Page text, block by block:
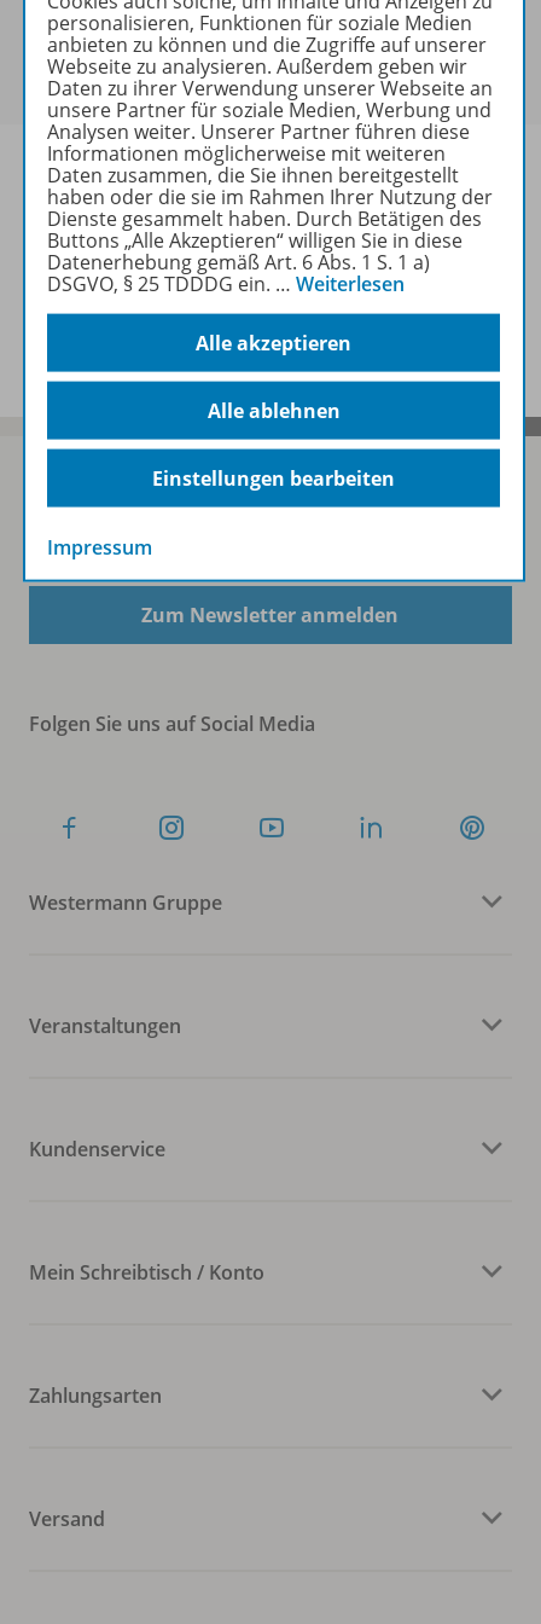
Sie haben ein passendesSpar-Paket?
Um den für Sie gültigen Preis zu sehen,melden Sie
sich bitte an.
Informationen
Sofort profitieren
Zum Newsletter anmelden
Folgen Sie uns auf Social Media
Westermann Gruppe
Veranstaltungen
Kundenservice
Mein Schreibtisch / Konto
Zahlungsarten
Versand
personalisieren, Funktionen für soziale Medien
anbieten zu können und die Zugriffe auf unserer
Webseite zu analysieren. Außerdem geben wir
Daten zu ihrer Verwendung unserer Webseite an
unsere Partner für soziale Medien, Werbung und
Analysen weiter. Unserer Partner führen diese
Informationen möglicherweise mit weiteren
Daten zusammen, die Sie ihnen bereitgestellt
haben oder die sie im Rahmen Ihrer Nutzung der
Dienste gesammelt haben. Durch Betätigen des
Buttons „Alle Akzeptieren“ willigen Sie in diese
Datenerhebung gemäß Art. 6 Abs. 1 S. 1 a)
DSGVO, § 25 TDDDG ein. … Weiterlesen
Alle akzeptieren
Alle ablehnen
Einstellungen bearbeiten
Impressum